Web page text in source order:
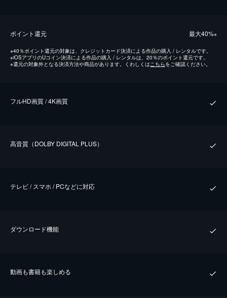
ポイント還元 最⼤40%※
※40％ポイント還元の対象は、クレジットカード決済による作品の購入 / レンタルです。
※iOSアプリのUコイン決済による作品の購入 / レンタルは、20％のポイント還元です。
※還元の対象外となる決済方法や商品があります。くわしくは こちらをご確認ください。
フルHD画質 / 4K画質
⾼⾳質（DOLBY DIGITAL PLUS）
テレビ / スマホ / PCなどに対応
ダウンロード機能
動画も書籍も楽しめる